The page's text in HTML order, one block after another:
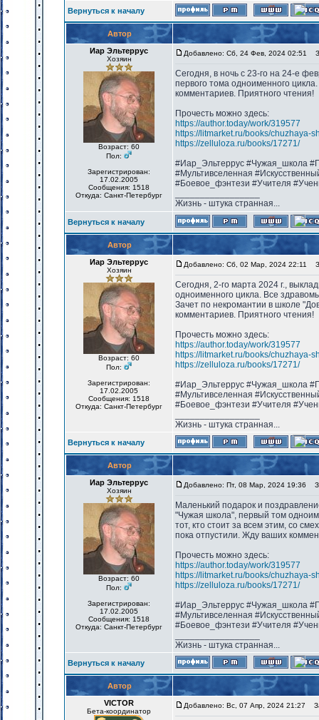
Вернуться к началу
Автор
Иар Эльтеррус
Хозяин
Возраст: 60
Пол:
Зарегистрирован:
17.02.2005
Сообщения: 1518
Откуда: Санкт-Петербург
Добавлено: Сб, 24 Фев, 2024 02:51
Сегодня, в ночь с 23-го на 24-е
первого тома одноименного
комментариев. Приятного чтения!
Прочесть можно здесь:
https://author.today/work/319577
https://litmarket.ru/books/chuzhaya-
https://zelluloza.ru/books/17271/
#Иар_Эльтеррус #Чужая_школа
#Мультивселенная
#Боевое_фэнтези #Учителя
Жизнь - штука странная...
Вернуться к началу
Автор
Иар Эльтеррус
Хозяин
Возраст: 60
Пол:
Зарегистрирован:
17.02.2005
Сообщения: 1518
Откуда: Санкт-Петербург
Добавлено: Сб, 02 Мар, 2024 22:11
Сегодня, 2-го марта 2024 г.,
одноименного цикла. Все
Зачет по некромантии в школе
комментариев. Приятного чтения!
Прочесть можно здесь:
https://author.today/work/319577
https://litmarket.ru/books/chuzhaya-
https://zelluloza.ru/books/17271/
#Иар_Эльтеррус #Чужая_школа
#Мультивселенная
#Боевое_фэнтези #Учителя
Жизнь - штука странная...
Вернуться к началу
Автор
Иар Эльтеррус
Хозяин
Возраст: 60
Пол:
Зарегистрирован:
17.02.2005
Сообщения: 1518
Откуда: Санкт-Петербург
Добавлено: Пт, 08 Мар, 2024 19:36
Маленький подарок и
"Чужая школа", первый том
тот, кто стоит за всем этим, со
пока отпустили. Жду ваших
Прочесть можно здесь:
https://author.today/work/319577
https://litmarket.ru/books/chuzhaya-
https://zelluloza.ru/books/17271/
#Иар_Эльтеррус #Чужая_школа
#Мультивселенная
#Боевое_фэнтези #Учителя
Жизнь - штука странная...
Вернуться к началу
Автор
VICTOR
Бета-координатор
Добавлено: Вс, 07 Апр, 2024 21:27